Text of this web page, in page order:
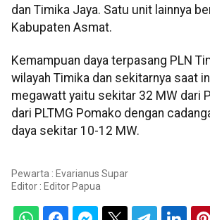
dan Timika Jaya. Satu unit lainnya
Kabupaten Asmat.
Kemampuan daya terpasang PLN
wilayah Timika dan sekitarnya saat
megawatt yaitu sekitar 32 MW dari
dari PLTMG Pomako dengan
daya sekitar 10-12 MW.
Pewarta : Evarianus Supar
Editor : Editor Papua